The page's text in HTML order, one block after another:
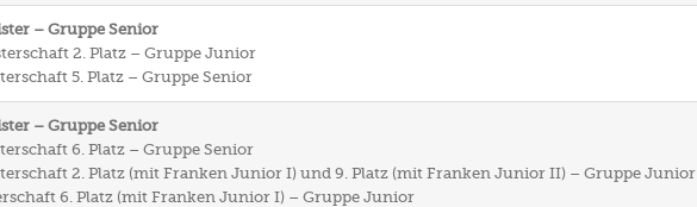
– Gruppe Senior
2. Platz – Gruppe Junior
5. Platz – Gruppe Senior
– Gruppe Senior
6. Platz – Gruppe Senior
2. Platz (mit Franken Junior I) und 9. Platz (mit Franken Junior II) – Gruppe Junior
6. Platz (mit Franken Junior I) – Gruppe Junior